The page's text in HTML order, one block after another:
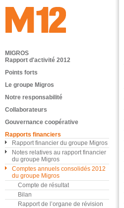
MIGROS
Rapport d'activité 2012
Points forts
Le groupe Migros
Notre responsabilité
Collaborateurs
Gouvernance coopérative
Rapports financiers
Rapport financier du groupe Migros
Notes relatives au rapport financier
du groupe Migros
Comptes annuels consolidés 2012
du groupe Migros
Compte de résultat
Bilan
Rapport de l’organe de révision